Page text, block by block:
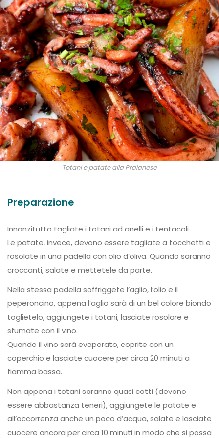
Totani e patate alla Praianese
Preparazione
Innanzitutto tagliate i totani ad anelli e i tentacoli.
Le patate, invece, devono essere tagliate a tocchetti e
rosolate in una padella con olio d’oliva. Quando saranno
croccanti, salate e mettetele da parte.
Nella stessa padella soffriggete l’aglio, l’olio e il
peperoncino, appena l’aglio sarà di un bel colore biondo
toglietelo, aggiungete i totani, lasciate rosolare e
sfumate con il vino.
Quando il vino sarà evaporato, coprite con un
coperchio e lasciate cuocere per circa 20 minuti a
fiamma bassa.
Non appena i totani saranno quasi cotti (devono
essere abbastanza teneri), aggiungete le patate e
all’occorrenza anche un poco d’acqua, salate e lasciate
cuocere ancora per circa 10 minuti in modo che si possa